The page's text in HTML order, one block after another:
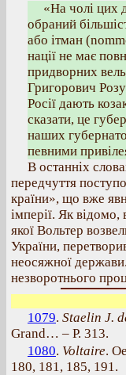
«На чолі цих
обраний
або ітман
нації не має
придворних
Григорович
Росії дають
сказати, це
наших
певними
В останніх
передчуття
країни», що вже
імперії. Як
якої Вольтер
України,
неосяжної
незворотнього
1079. Staelin J.
Grand… – Р. 313.
1080. Voltaire.
180, 181, 185, 191.